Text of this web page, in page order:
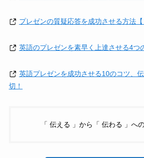
プレゼンの質疑応答を成功させる方法【
英語のプレゼンを素早く上達させる4つ
英語プレゼンを成功させる10のコツ、
切！
「 伝える 」から「 伝わる 」へ